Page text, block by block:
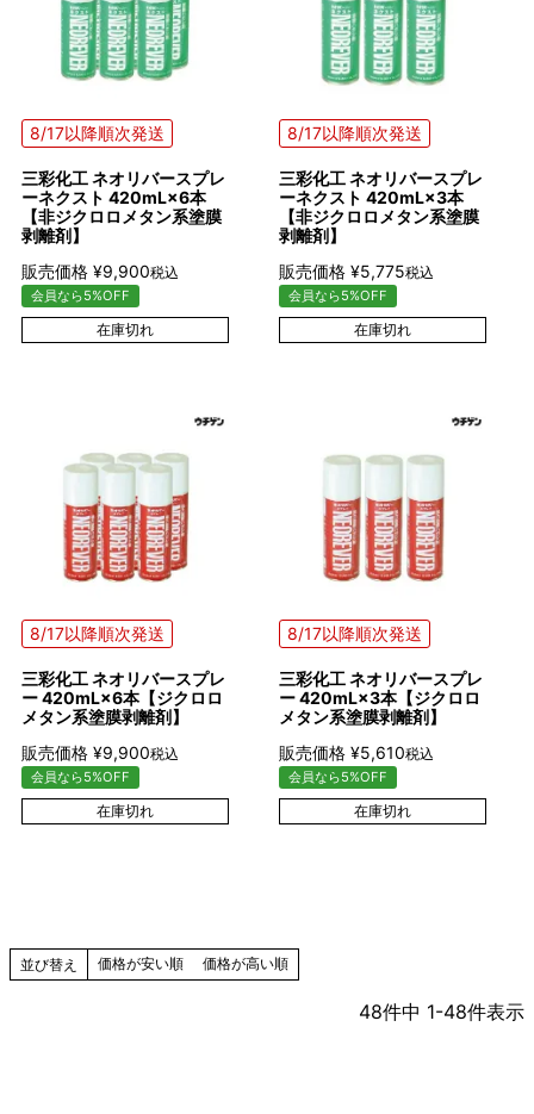
8/17以降順次発送
三彩化工 ネオリバースプレ
ーネクスト 420mL×6本
【非ジクロロメタン系塗膜
剥離剤】
販売価格 ¥9,900税込
会員なら5%OFF
在庫切れ
8/17以降順次発送
三彩化工 ネオリバースプレ
ーネクスト 420mL×3本
【非ジクロロメタン系塗膜
剥離剤】
販売価格 ¥5,775税込
会員なら5%OFF
在庫切れ
8/17以降順次発送
三彩化工 ネオリバースプレ
ー 420mL×6本【ジクロロ
メタン系塗膜剥離剤】
販売価格 ¥9,900税込
会員なら5%OFF
在庫切れ
8/17以降順次発送
三彩化工 ネオリバースプレ
ー 420mL×3本【ジクロロ
メタン系塗膜剥離剤】
販売価格 ¥5,610税込
会員なら5%OFF
在庫切れ
並び替え 価格が安い順 価格が高い順
48件中 1-48件表示